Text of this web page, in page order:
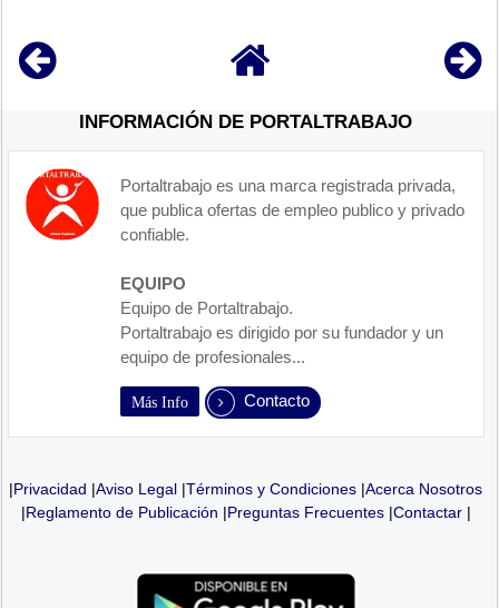
INFORMACIÓN DE PORTALTRABAJO
Portaltrabajo es una marca registrada privada,
que publica ofertas de empleo publico y privado
confiable.
EQUIPO
Equipo de Portaltrabajo.
Portaltrabajo es dirigido por su fundador y un
equipo de profesionales...
Más Info Contacto
|Privacidad |Aviso Legal |Términos y Condiciones |Acerca Nosotros
|Reglamento de Publicación |Preguntas Frecuentes|Contactar|